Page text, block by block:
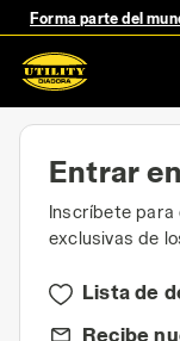
Forma parte del
Entrar
Inscríbete
exclusivas de
Lista de
Recibe